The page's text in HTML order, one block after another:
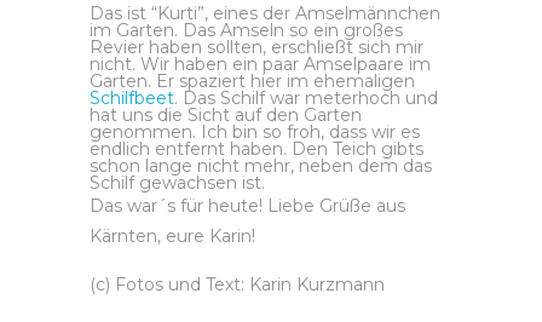
Das ist “Kurti”, eines der Amselmännchen
im Garten. Das Amseln so ein großes
Revier haben sollten, erschließt sich mir
nicht. Wir haben ein paar Amselpaare im
Garten. Er spaziert hier im ehemaligen
Schilfbeet. Das Schilf war meterhoch und
hat uns die Sicht auf den Garten
genommen. Ich bin so froh, dass wir es
endlich entfernt haben. Den Teich gibts
schon lange nicht mehr, neben dem das
Schilf gewachsen ist.
Das war´s für heute! Liebe Grüße aus
Kärnten, eure Karin!
(c) Fotos und Text: Karin Kurzmann